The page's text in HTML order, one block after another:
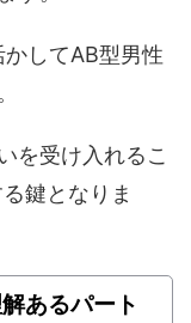
してAB型男性
を受け入れるこ
鍵となりま
あるパート